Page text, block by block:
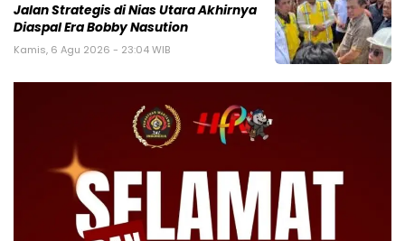
Jalan Strategis di Nias Utara Akhirnya
Diaspal Era Bobby Nasution
Kamis, 6 Agu 2026 - 23:04 WIB